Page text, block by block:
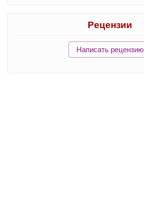
Рецензии
Написать рецензию